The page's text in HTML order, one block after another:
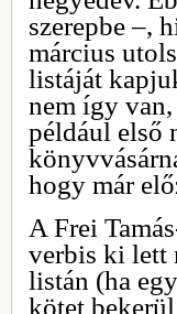
szerepbe –,
március
listáját
nem így
például első
hogy már
A Frei
verbis ki lett
listán (ha
kötet